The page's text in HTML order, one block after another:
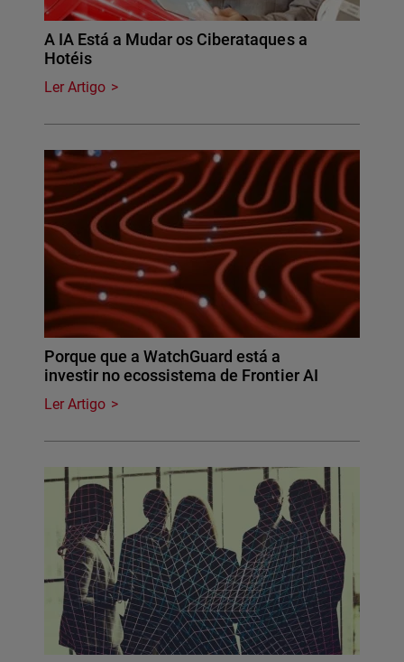
A IA Está a Mudar os Ciberataques a
Hotéis
Ler Artigo
Porque que a WatchGuard está a
investir no ecossistema de Frontier AI
Ler Artigo